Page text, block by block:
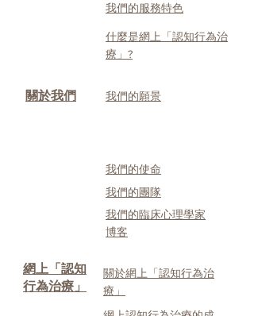
我們的服務特色
什麼是網上「認知行為治
療」?
關於我們 我們的願景
我們的使命
我們的團隊
我們的臨床心理學家
博客
網上「認知
行為治療」
關於網上「認知行為治
療」